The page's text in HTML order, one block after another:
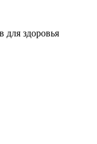
для здоровья